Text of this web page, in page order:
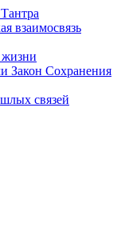
взаимосвязь
Закон Сохранения
связей